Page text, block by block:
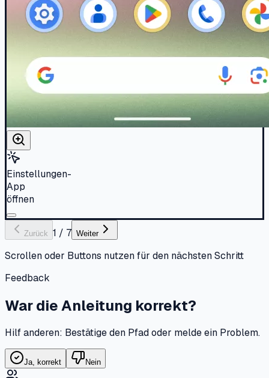
Einstellungen-
App
öffnen
Zurück 1 / 7 Weiter
Scrollen oder Buttons nutzen für den nächsten Schritt
Feedback
War die Anleitung korrekt?
Hilf anderen: Bestätige den Pfad oder melde ein Problem.
Ja, korrekt Nein